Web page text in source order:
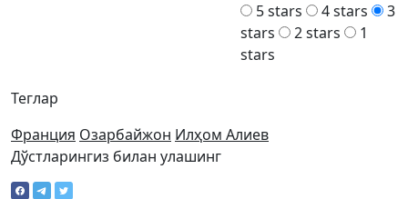
Теглар
Франция Озарбайжон Илҳом Алиев
5 stars
4 stars
3
stars
2 stars
1
stars
Дўстларингиз билан улашинг